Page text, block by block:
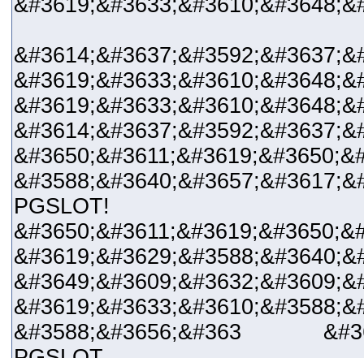
PGSLOT!
&#3588;&#3656;&#363